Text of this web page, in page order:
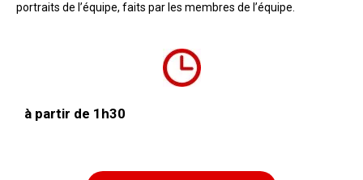
portraits de l’équipe, faits par les membres de l’équipe.
à partir de 1h30